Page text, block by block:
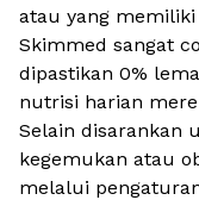
atau yang
Skimmed sangat
dipastikan 0%
nutrisi harian
Selain disarankan
kegemukan atau
melalui